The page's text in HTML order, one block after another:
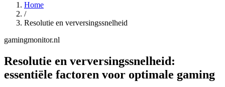
Home
/
Resolutie en verversingssnelheid
gamingmonitor.nl
Resolutie en verversingssnelheid:
essentiële factoren voor optimale gaming